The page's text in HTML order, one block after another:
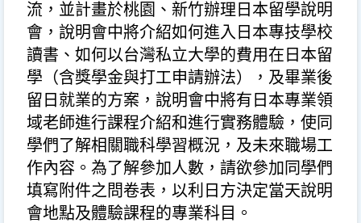
流，並計畫於桃園、新竹辦理日本留學說明
會，說明會中將介紹如何進入日本專技學校
讀書、如何以台灣私立大學的費用在日本留
學（含獎學金與打工申請辦法），及畢業後
留日就業的方案，說明會中將有日本專業領
域老師進行課程介紹和進行實務體驗，使同
學們了解相關職科學習概況，及未來職場工
作內容。為了解參加人數，請欲參加同學們
填寫附件之問卷表，以利日方決定當天說明
會地點及體驗課程的專業科目。